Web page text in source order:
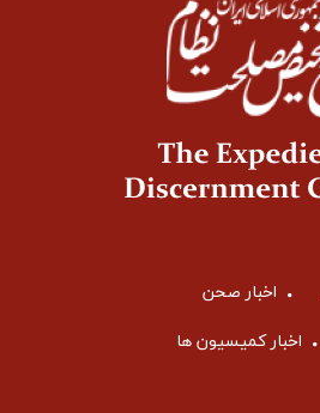
اخبار صحن
اخبار کمیسیون ها